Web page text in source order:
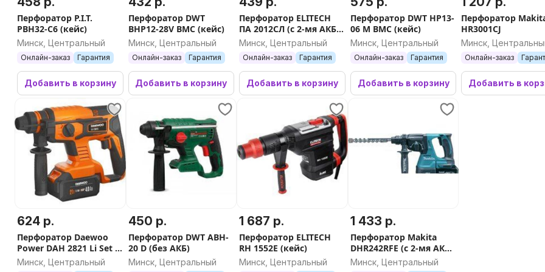
Перфоратор P.I.T.
PBH32-C6 (кейс)
Минск, Центральный
Онлайн-заказ Гарантия
Добавить в корзину
Перфоратор DWT
BHP12-28V BMC (кейс)
Минск, Центральный
Онлайн-заказ Гарантия
Добавить в корзину
Перфоратор ELITECH
ПА 2012СЛ (с 2-мя АКБ,
кейс)
Минск, Центральный
Онлайн-заказ Гарантия
Добавить в корзину
Перфоратор DWT HP13-
06 M BMC (кейс)
Минск, Центральный
Онлайн-заказ Гарантия
Добавить в корзину
Перфоратор
HR3001CJ
Минск,
Онлайн-заказ
Добавить в
624 р.
Перфоратор Daewoo
Power DAH 2821 Li Set (с
1-им АКБ, кейс)
Минск, Центральный
450 р.
Перфоратор DWT ABH-
20 D (без АКБ)
Минск, Центральный
1 687 р.
Перфоратор ELITECH
RH 1552E (кейс)
Минск, Центральный
1 433 р.
Перфоратор Makita
DHR242RFE (с 2-мя АКБ,
кейс)
Минск, Центральный